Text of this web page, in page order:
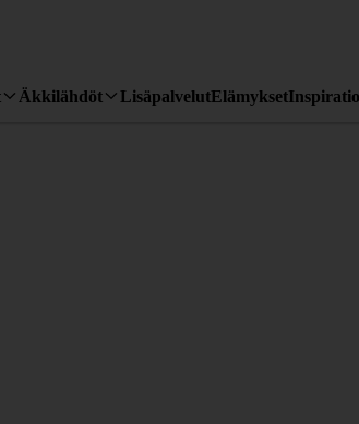
Äkkilähdöt LisäpalvelutElämykset